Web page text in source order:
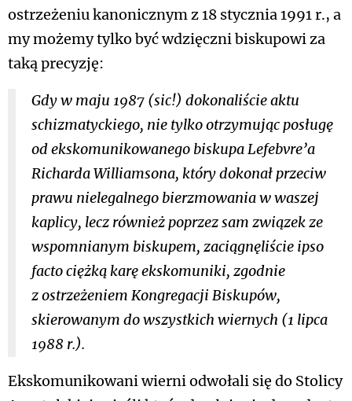
ostrzeżeniu kanonicznym z 18 stycznia 1991 r., a
my możemy tylko być wdzięczni biskupowi za
taką precyzję:
Gdy w maju 1987 (sic!) dokonaliście aktu
schizmatyckiego, nie tylko otrzymując posługę
od ekskomunikowanego biskupa Lefebvre’a
Richarda Williamsona, który dokonał przeciw
prawu nielegalnego bierzmowania w waszej
kaplicy, lecz również poprzez sam związek ze
wspomnianym biskupem, zaciągnęliście ipso
factociężką karę ekskomuniki, zgodnie
z ostrzeżeniem Kongregacji Biskupów,
skierowanym do wszystkich wiernych (1 lipca
1988 r.).
Ekskomunikowani wierni odwołali się do Stolicy